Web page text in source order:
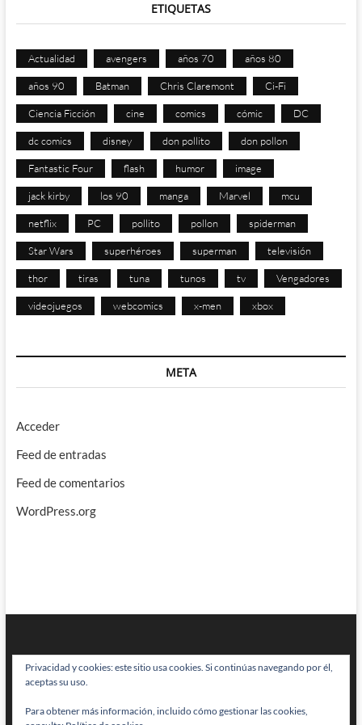
ETIQUETAS
Actualidad avengers años 70 años 80
años 90 Batman Chris Claremont Ci-Fi
Ciencia Ficción cine comics cómic DC
dc comics disney don pollito don pollon
Fantastic Four flash humor image
jack kirby los 90 manga Marvel mcu
netflix PC pollito pollon spiderman
Star Wars superhéroes superman televisión
thor tiras tuna tunos tv Vengadores
videojuegos webcomics x-men xbox
META
Acceder
Feed de entradas
Feed de comentarios
WordPress.org
BRAINSTOMPING| Diseñado por:Theme Freesia|WordPress| © Todos
Privacidad y cookies: este sitio usa cookies. Si continúas navegando por él,
aceptas su uso.
Para obtener más información, incluido cómo gestionar las cookies,